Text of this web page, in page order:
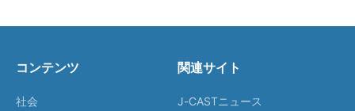
コンテンツ
社会
関連サイト
J-CASTニュース